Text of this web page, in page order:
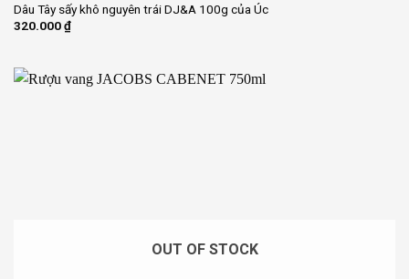
Dâu Tây sấy khô nguyên trái DJ&A 100g của Úc
320.000₫
OUT OF STOCK